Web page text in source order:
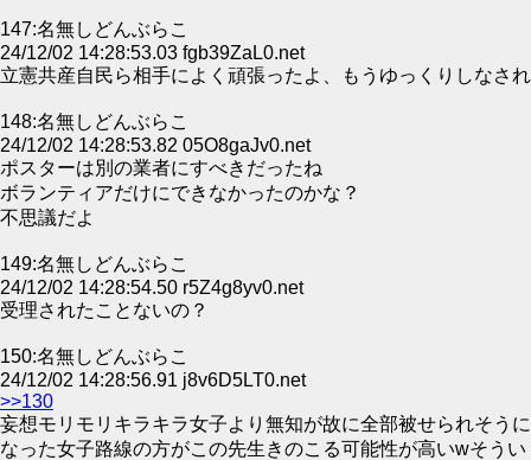
147:名無しどんぶらこ
24/12/02 14:28:53.03 fgb39ZaL0.net
立憲共産自民ら相手によく頑張ったよ、もうゆっくりしなされ
148:名無しどんぶらこ
24/12/02 14:28:53.82 05O8gaJv0.net
ポスターは別の業者にすべきだったね
ボランティアだけにできなかったのかな？
不思議だよ
149:名無しどんぶらこ
24/12/02 14:28:54.50 r5Z4g8yv0.net
受理されたことないの？
150:名無しどんぶらこ
24/12/02 14:28:56.91 j8v6D5LT0.net
>>130
妄想モリモリキラキラ女子より無知が故に全部被せられそうに
なった女子路線の方がこの先生きのこる可能性が高いwそうい